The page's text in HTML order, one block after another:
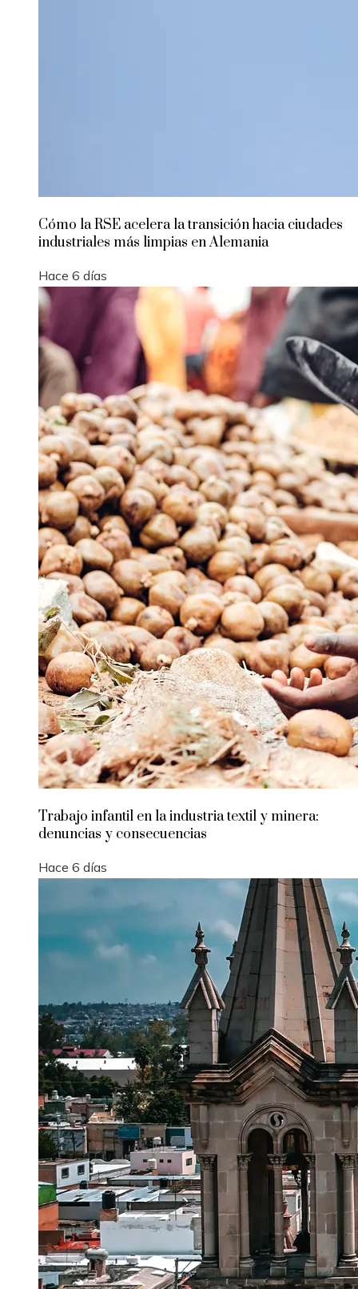
Cómo la RSE acelera la transición hacia ciudades
industriales más limpias en Alemania
Hace 6 días
Trabajo infantil en la industria textil y minera:
denuncias y consecuencias
Hace 6 días